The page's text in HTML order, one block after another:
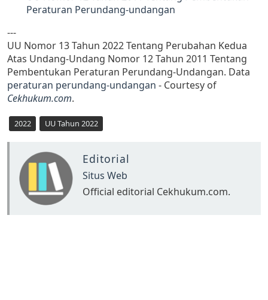
Peraturan Perundang-undangan
---
UU Nomor 13 Tahun 2022 Tentang Perubahan Kedua
Atas Undang-Undang Nomor 12 Tahun 2011 Tentang
Pembentukan Peraturan Perundang-Undangan. Data
peraturan perundang-undangan - Courtesy of
Cekhukum.com.
2022 UU Tahun 2022
Editorial
Situs Web
Official editorial Cekhukum.com.